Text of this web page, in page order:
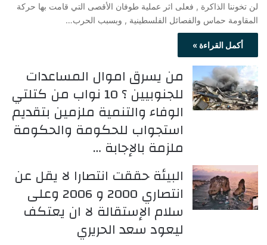
لن تخوننا الذاكرة , فعلى اثر عملية طوفان الأقصى التي قامت بها حركة
المقاومة حماس والفصائل الفلسطينية , وبسبب الحرب…
أكمل القراءة »
من يسرق اموال المساعدات
للجنوبيين ؟ 10 نواب من كتلتي
الوفاء والتنمية ملزمين بتقديم
استجواب للحكومة والحكومة
ملزمة بالإجابة …
البيئة حققت انتصارا لا يقل عن
انتصاري 2000 و 2006 وعلى
سلام الإستقالة لا ان يعتكف
ليعود سعد الحريري